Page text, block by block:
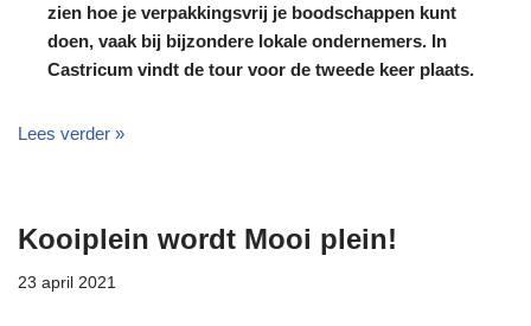
zien hoe je verpakkingsvrij je boodschappen kunt
doen, vaak bij bijzondere lokale ondernemers. In
Castricum vindt de tour voor de tweede keer plaats.
Lees verder »
Kooiplein wordt Mooi plein!
23 april 2021